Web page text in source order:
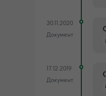
30.11.2020
Документ
17.12.2019
Документ